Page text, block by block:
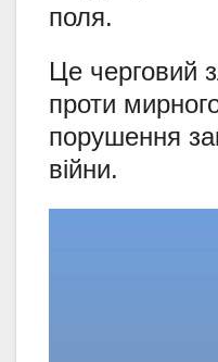
поля.
Це черговий
проти
порушення
війни.